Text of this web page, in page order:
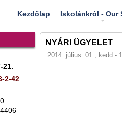
Kezdőlap Iskolánkról - Our
21.
2-42
NYÁRI ÜGYELET
2014. július. 01., kedd -